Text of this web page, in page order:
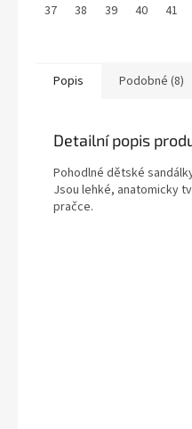
37 38 39 40 41
Popis Podobné (8)
Detailní popis
Pohodlné dětské
Jsou lehké, anatomicky
pračce.